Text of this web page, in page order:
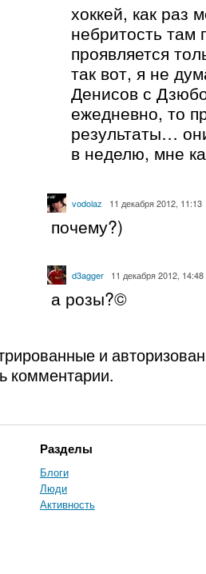
хоккей, как раз
небритость там
проявляется
так вот, я не
Денисов с
ежедневно, то
результаты…
в неделю, мне
vodolaz 11 декабря 2012, 11:13
почему?)
d3agger 11 декабря 2012, 14:48
а розы?©
и
комментарии.
Разделы
Блоги
Люди
Активность